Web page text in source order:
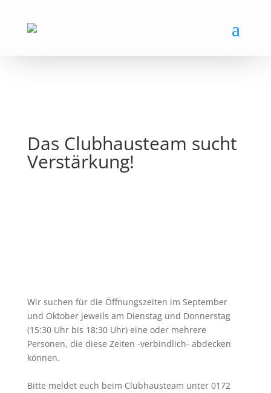
Das Clubhausteam sucht
Verstärkung!
Wir suchen für die Öffnungszeiten im September
und Oktober jeweils am Dienstag und Donnerstag
(15:30 Uhr bis 18:30 Uhr) eine oder mehrere
Personen, die diese Zeiten -verbindlich- abdecken
können.
Bitte meldet euch beim Clubhausteam unter 0172